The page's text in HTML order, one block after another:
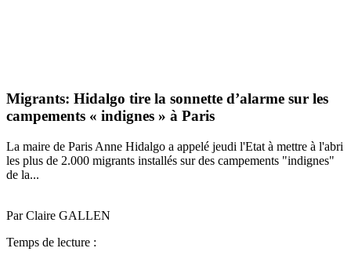
Migrants: Hidalgo tire la sonnette d’alarme sur les
campements « indignes » à Paris
La maire de Paris Anne Hidalgo a appelé jeudi l'Etat à mettre à l'abri
les plus de 2.000 migrants installés sur des campements "indignes"
de la...
Par Claire GALLEN
Temps de lecture :